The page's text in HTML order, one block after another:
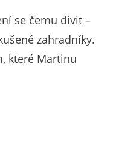
se čemu divit –
zahradníky.
které Martinu